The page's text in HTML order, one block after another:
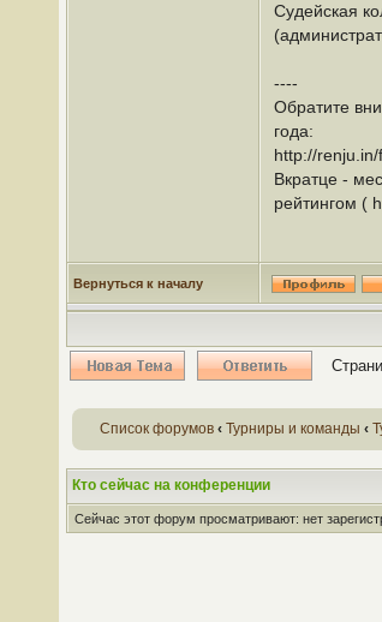
Судейская
----
Обратите
года:
http://
Вкратце -
рейтингом (
Вернуться к началу
Список форумов ‹ Турниры и команды ‹
Кто сейчас на конференции
Сейчас этот форум просматривают: нет